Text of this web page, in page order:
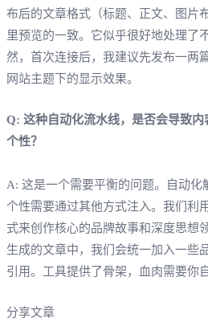
布后的文章格式（标题、正文、图片
里预览的一致。它似乎很好地处理了
然，首次连接后，我建议先发布一两
网站主题下的显示效果。
Q: 这种自动化流水线，是否会导致
个性？
A: 这是一个需要平衡的问题。自动化
个性需要通过其他方式注入。我们利
式来创作核心的品牌故事和深度思想
生成的文章中，我们会统一加入一些
引用。工具提供了骨架，血肉需要你
分享文章